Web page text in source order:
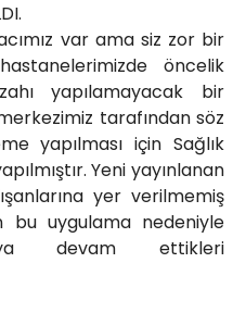
var ama siz zor bir
öncelik
yapılamayacak bir
tarafından söz
yapılması için Sağlık
Yeni yayınlanan
yer verilmemiş
bu uygulama nedeniyle
devam ettikleri